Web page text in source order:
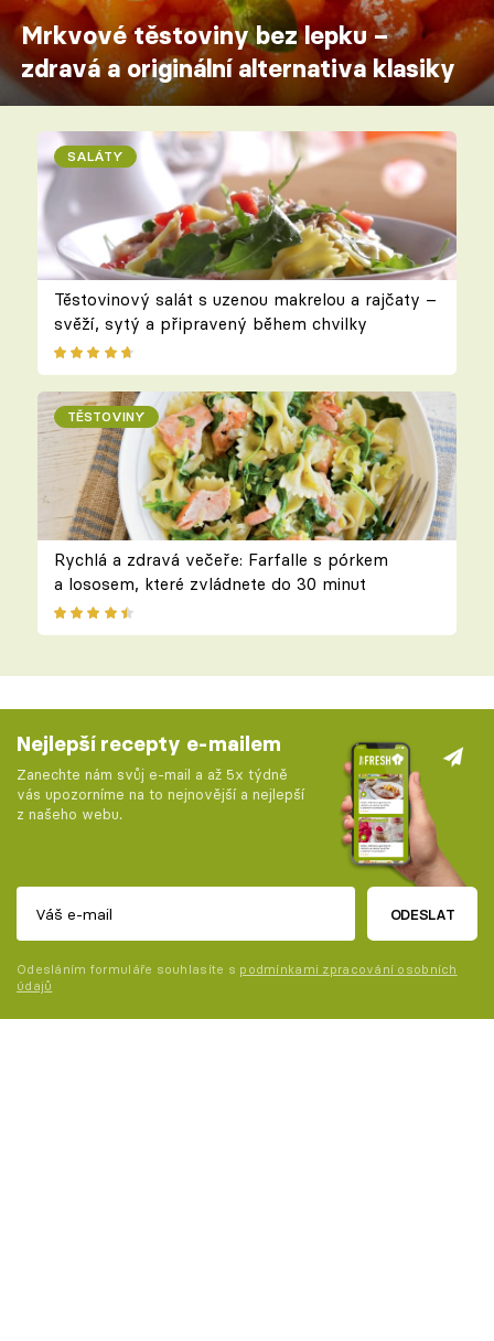
Mrkvové těstoviny bez lepku –
zdravá a originální alternativa klasiky
SALÁTY
Těstovinový salát s uzenou makrelou a rajčaty –
svěží, sytý a připravený během chvilky
TĚSTOVINY
Rychlá a zdravá večeře: Farfalle s pórkem
a lososem, které zvládnete do 30 minut
Nejlepší recepty e-mailem
Zanechte nám svůj e-mail a až 5x týdně
vás upozorníme na to nejnovější a nejlepší
z našeho webu.
ODESLAT
Odesláním formuláře souhlasíte s podmínkami zpracování osobních
údajů